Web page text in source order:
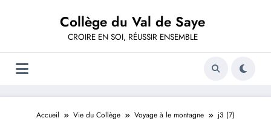
Collège du Val de Saye
CROIRE EN SOI, RÉUSSIR ENSEMBLE
Accueil Vie du Collège Voyage à le montagne j3 (7)